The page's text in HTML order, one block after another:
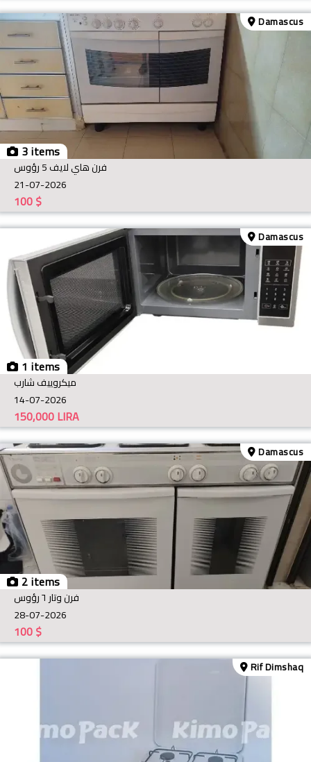
3 items
Damascus
فرن هاي لايف 5 رؤوس
21-07-2026
$
100
1 items
Damascus
ميكروييف شارب
14-07-2026
LIRA
150,000
2 items
Damascus
فرن وتار ٦ رؤوس
28-07-2026
$
100
Rif Dimshaq